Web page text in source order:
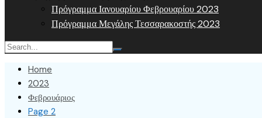
Πρόγραμμα Ιανουαρίου Φεβρουαρίου 2023
Πρόγραμμα Μεγάλης Τεσσαρακοστής 2023
Home
2023
Φεβρουάριος
Page 2